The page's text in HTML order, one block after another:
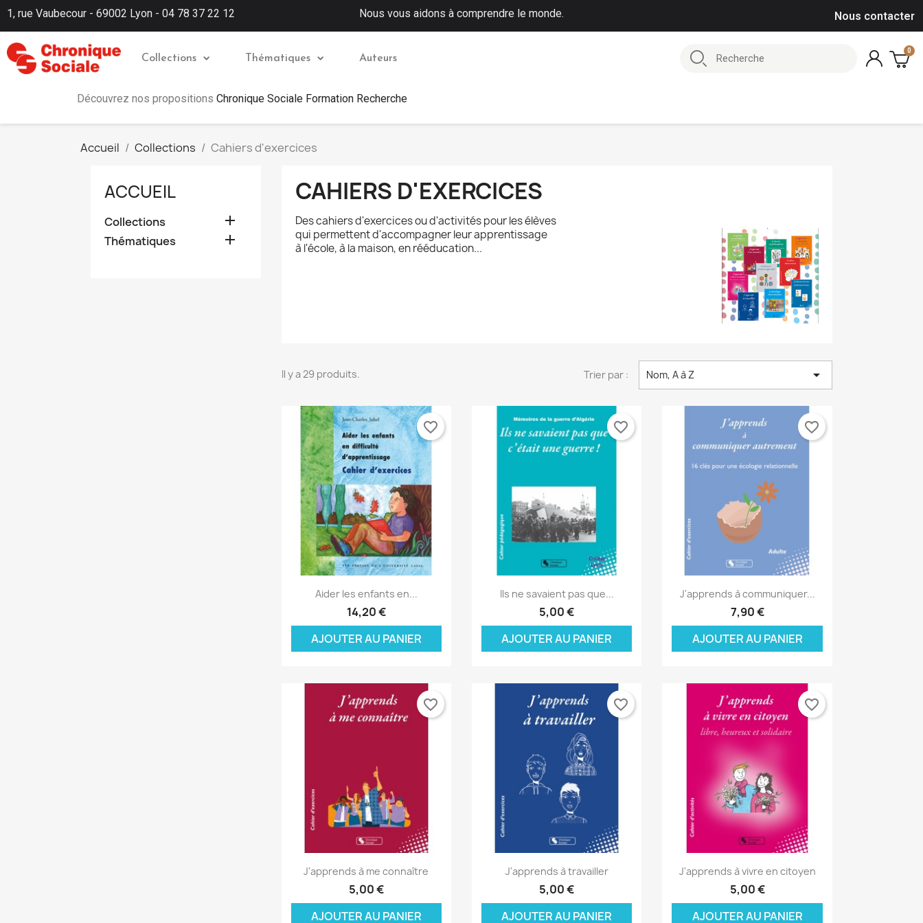
1, rue Vaubecour - 69002 Lyon - 04 78 37 22 12 Nous vous aidons à comprendre le monde. Nous contacter
Collections Thématiques Auteurs
Découvrez nos propositions Chronique Sociale Formation Recherche
Accueil Collections Cahiers d'exercices
ACCUEIL
Collections 
Thématiques 
CAHIERS D'EXERCICES
Des cahiers d'exercices ou d'activités pour les élèves
qui permettent d'accompagner leur apprentissage
à l'école, à la maison, en rééducation...
Il y a 29 produits. Trier par : Nom, A à Z 
Aperçu rapide
Aider les enfants en...
14,20 €
AJOUTER AU PANIER
favorite_border
 Aperçu rapide
Ils ne savaient pas que...
5,00 €
AJOUTER AU PANIER
favorite_border
Aperçu rapide
J'apprends à communiquer...
7,90 €
AJOUTER AU PANIER
favorite_border
Aperçu rapide
J'apprends à me connaître
5,00 €
AJOUTER AU PANIER
favorite_border
Aperçu rapide
J'apprends à travailler
5,00 €
AJOUTER AU PANIER
favorite_border
Aperçu rapide
J'apprends à vivre en citoyen
5,00 €
AJOUTER AU PANIER
favorite_border